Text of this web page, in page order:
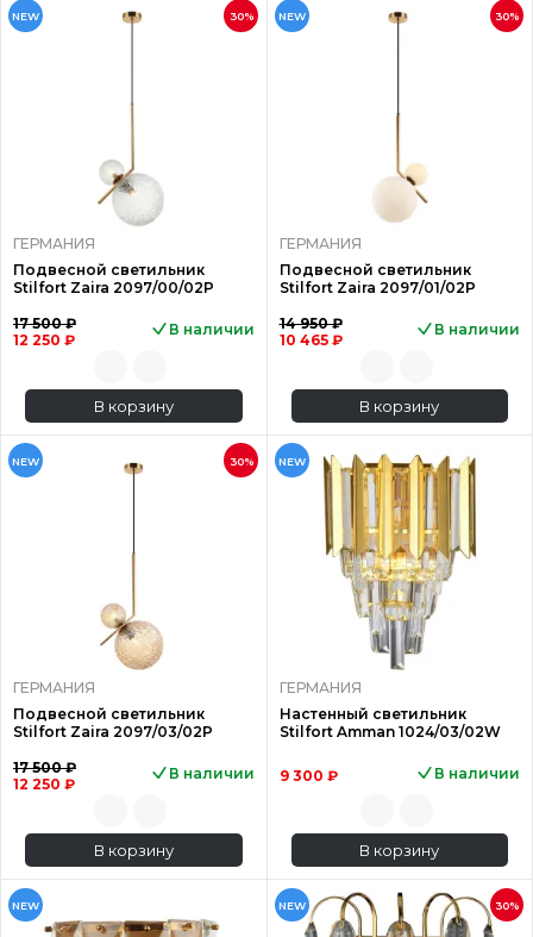
NEW 30%
ГЕРМАНИЯ
Подвесной светильник
Stilfort Zaira 2097/00/02P
17 500 ₽
12 250 ₽
В наличии
В корзину
NEW 30%
ГЕРМАНИЯ
Подвесной светильник
Stilfort Zaira 2097/01/02P
14 950 ₽
10 465 ₽
В наличии
В корзину
NEW 30%
ГЕРМАНИЯ
Подвесной светильник
Stilfort Zaira 2097/03/02P
17 500 ₽
12 250 ₽
В наличии
В корзину
NEW
ГЕРМАНИЯ
Настенный светильник
Stilfort Amman 1024/03/02W
9 300 ₽ В наличии
В корзину
NEW NEW 30%